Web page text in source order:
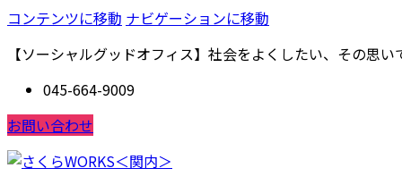
コンテンツに移動 ナビゲーションに移動
【ソーシャルグッドオフィス】社会をよくしたい、その思
045-664-9009
お問い合わせ